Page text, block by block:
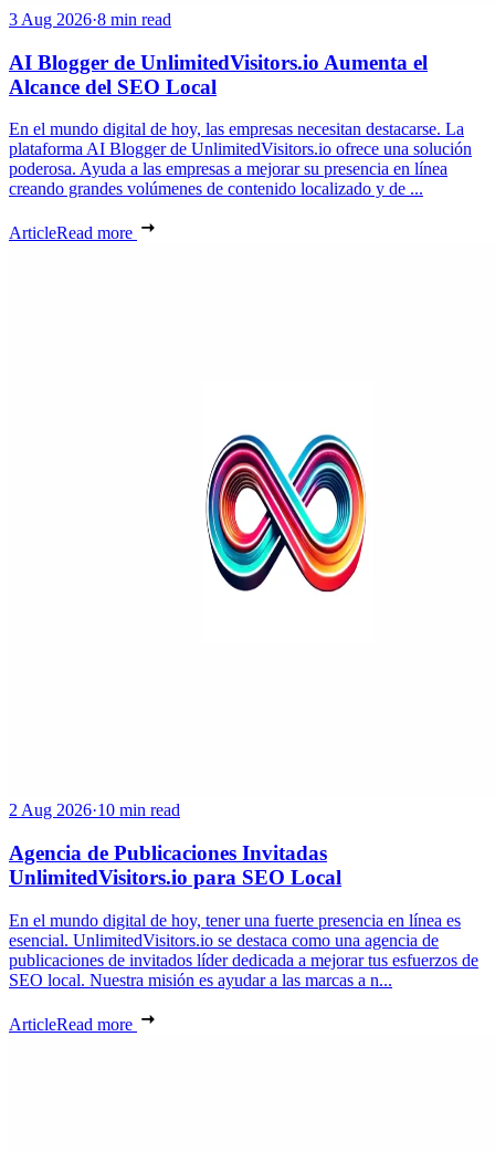
3 Aug 2026·8 min read
AI Blogger de UnlimitedVisitors.io Aumenta el
Alcance del SEO Local
En el mundo digital de hoy, las empresas necesitan destacarse. La
plataforma AI Blogger de UnlimitedVisitors.io ofrece una solución
poderosa. Ayuda a las empresas a mejorar su presencia en línea
creando grandes volúmenes de contenido localizado y de ...
ArticleRead more
2 Aug 2026·10 min read
Agencia de Publicaciones Invitadas
UnlimitedVisitors.io para SEO Local
En el mundo digital de hoy, tener una fuerte presencia en línea es
esencial. UnlimitedVisitors.io se destaca como una agencia de
publicaciones de invitados líder dedicada a mejorar tus esfuerzos de
SEO local. Nuestra misión es ayudar a las marcas a n...
ArticleRead more